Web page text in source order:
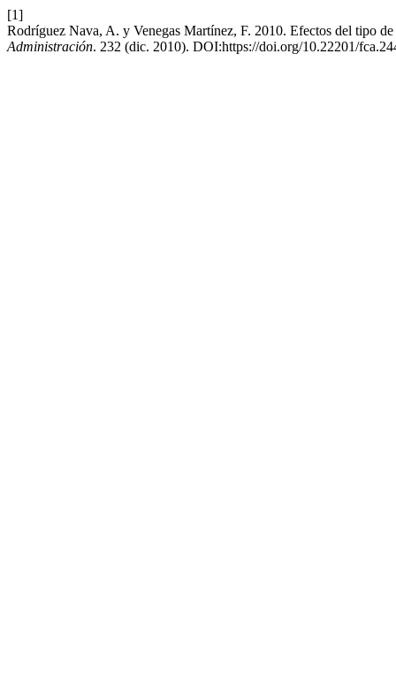
[1]
Rodríguez Nava, A. y Venegas Martínez, F. 2010. Efectos del tipo
Administración. 232 (dic. 2010). DOI:https://doi.org/10.22201/